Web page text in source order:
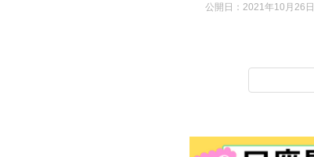
公開日： 2021年10月26日